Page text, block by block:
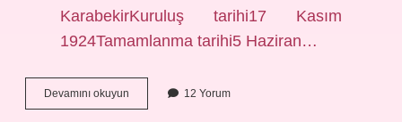
KarabekirKuruluş tarihi17 Kasım
1924Tamamlanma tarihi5 Haziran…
Devamını okuyun Cumhuriyet
Fırkasını
12 Yorum